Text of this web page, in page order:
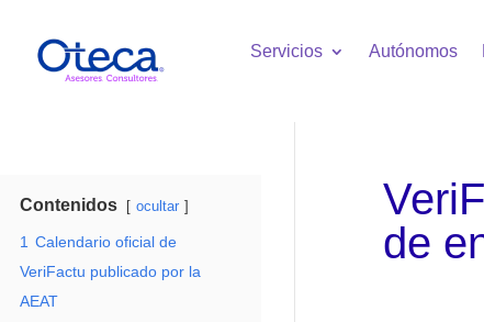
Servicios Autónomos
Contenidos ocultar
1 Calendario oficial de
VeriFactu publicado por la
AEAT
de